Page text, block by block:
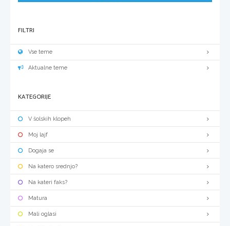
FILTRI
Vse teme
Aktualne teme
KATEGORIJE
V šolskih klopeh
Moj lajf
Dogaja se
Na katero srednjo?
Na kateri faks?
Matura
Mali oglasi